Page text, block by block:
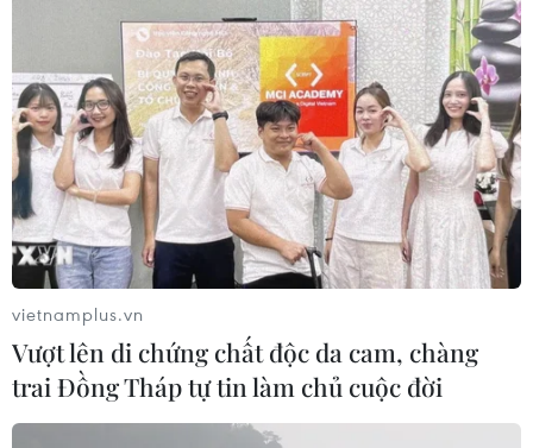
vietnamplus.vn
Vượt lên di chứng chất độc da cam, chàng
trai Đồng Tháp tự tin làm chủ cuộc đời